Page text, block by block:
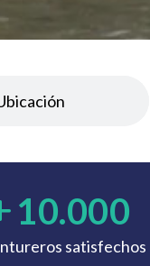
10.000
satisfechos